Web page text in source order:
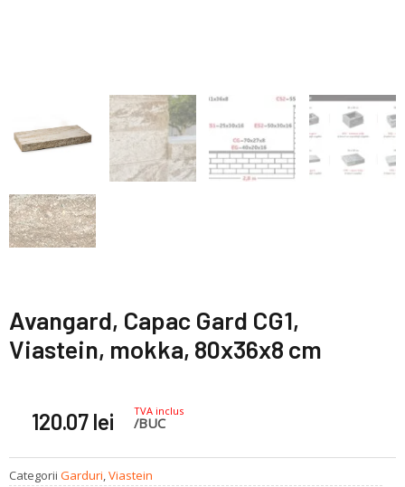
Avangard, Capac Gard CG1,
Viastein, mokka, 80x36x8 cm
120.07 lei TVA inclus
/BUC
Categorii Garduri,Viastein